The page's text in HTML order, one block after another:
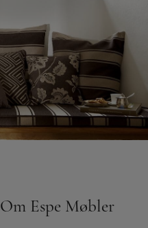
Om Espe Møbler